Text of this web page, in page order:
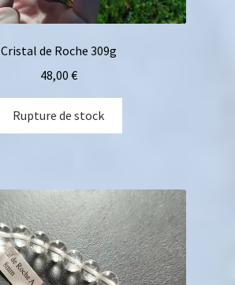
Cristal de Roche 309g
48,00 €
Rupture de stock